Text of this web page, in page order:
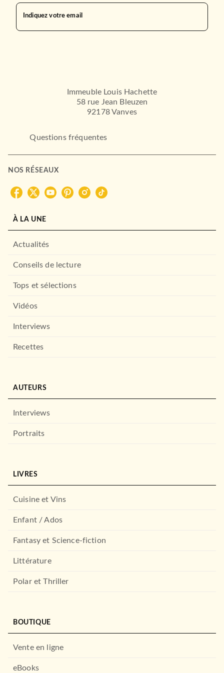
Indiquez votre email
Immeuble Louis Hachette
58 rue Jean Bleuzen
92178 Vanves
Questions fréquentes
NOS RÉSEAUX
À LA UNE
Actualités
Conseils de lecture
Tops et sélections
Vidéos
Interviews
Recettes
AUTEURS
Interviews
Portraits
LIVRES
Cuisine et Vins
Enfant / Ados
Fantasy et Science-fiction
Littérature
Polar et Thriller
BOUTIQUE
Vente en ligne
eBooks